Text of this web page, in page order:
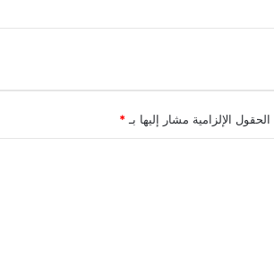
الحقول الإلزامية مشار إليها بـ*